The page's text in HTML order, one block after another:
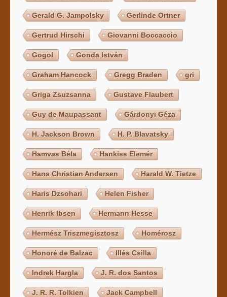
Gerald G. Jampolsky Gerlinde Ortner
Gertrud Hirschi Giovanni Boccaccio
Gogol Gonda István
Graham Hancock Gregg Braden gri
Griga Zsuzsanna Gustave Flaubert
Guy de Maupassant Gárdonyi Géza
H. Jackson Brown H. P. Blavatsky
Hamvas Béla Hankiss Elemér
Hans Christian Andersen Harald W. Tietze
Haris Dzsohari Helen Fisher
Henrik Ibsen Hermann Hesse
Hermész Triszmegisztosz Homérosz
Honoré de Balzac Illés Csilla
Indrek Hargla J. R. dos Santos
J. R. R. Tolkien Jack Campbell